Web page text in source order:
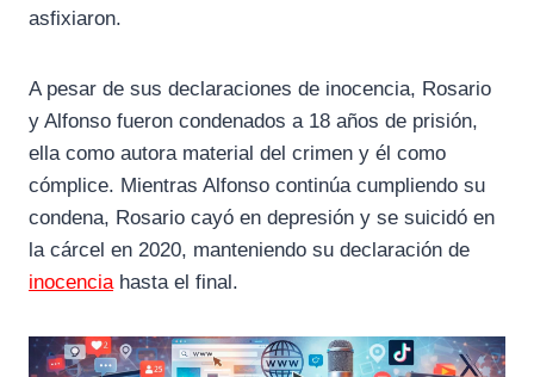
asfixiaron.
A pesar de sus declaraciones de inocencia, Rosario
y Alfonso fueron condenados a 18 años de prisión,
ella como autora material del crimen y él como
cómplice. Mientras Alfonso continúa cumpliendo su
condena, Rosario cayó en depresión y se suicidó en
la cárcel en 2020, manteniendo su declaración de
inocenciahasta el final.